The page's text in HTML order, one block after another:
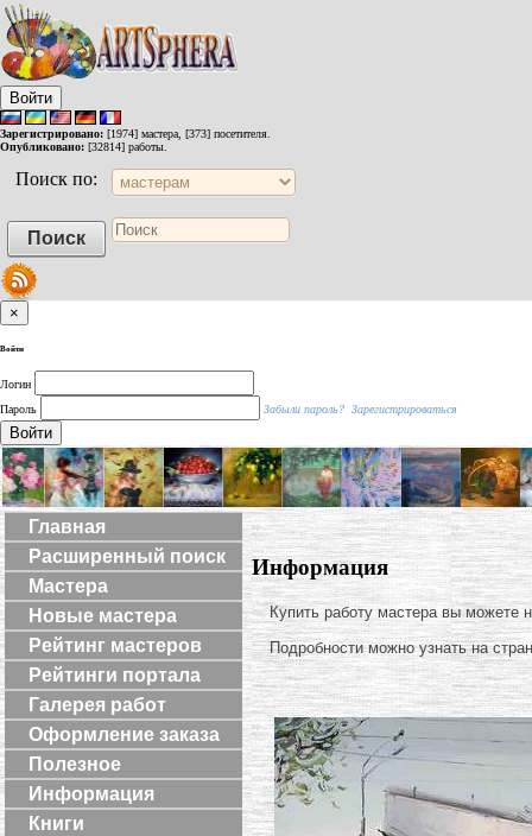
Войти
Зарегистрировано: [1974] мастера, [373] посетителя.
Опубликовано: [32814] работы.
Поиск по:
×
Войти
Логин
Пароль
Забыли пароль? Зарегистрироваться
Войти
Главная
Расширенный поиск
Мастера
Новые мастера
Рейтинг мастеров
Рейтинги портала
Галерея работ
Оформление заказа
Полезное
Информация
Книги
Информация
Купить работу мастера вы можете
Подробности можно узнать на